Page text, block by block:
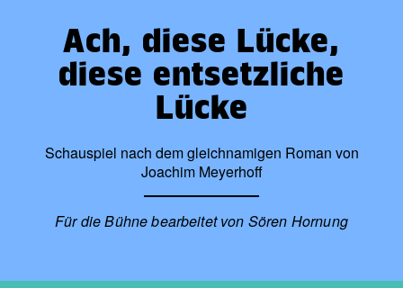
Ach, diese Lücke,
diese entsetzliche
Lücke
Schauspiel nach dem gleichnamigen Roman von
Joachim Meyerhoff
Für die Bühne bearbeitet von Sören Hornung